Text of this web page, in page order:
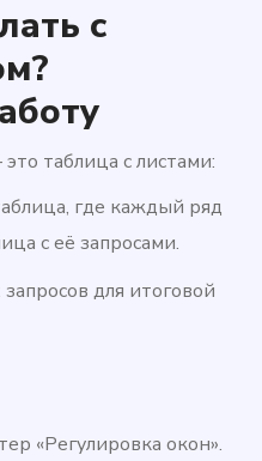
с
таблица с листами:
где каждый ряд
с её запросами.
для итоговой
«Регулировка окон».